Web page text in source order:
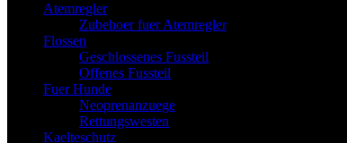
Atemregler
Zubehoer fuer Atemregler
Flossen
Geschlossenes Fussteil
Offenes Fussteil
Fuer Hunde
Neoprenanzuege
Rettungswesten
Kaelteschutz